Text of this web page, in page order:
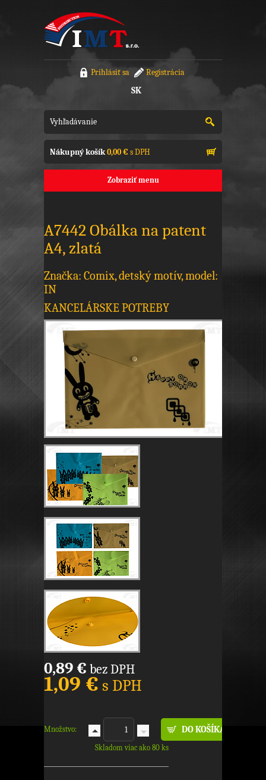
Prihlásiť sa Registrácia
SK
Nákupný košík0,00 €s DPH
Zobraziť menu
A7442 Obálka na patent
A4, zlatá
Značka: Comix, detský motív, model:
IN
KANCELÁRSKE POTREBY
0,89 € bez DPH
1,09 € s DPH
Množstvo:
Skladom viac ako 80 ks